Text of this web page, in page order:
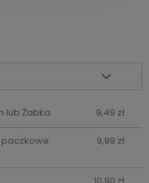
kosztów płatności
lub Żabka 9,49 zł
9,99 zł